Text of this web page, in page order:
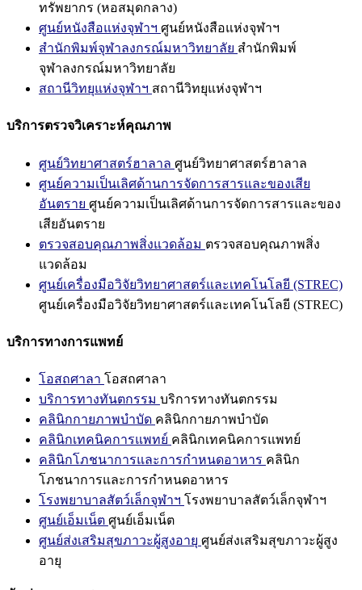
ทรัพยากร (หอสมุดกลาง)
ศูนย์หนังสือแห่งจุฬาฯ ศูนย์หนังสือแห่งจุฬาฯ
สำนักพิมพ์จุฬาลงกรณ์มหาวิทยาลัย สำนักพิมพ์
จุฬาลงกรณ์มหาวิทยาลัย
สถานีวิทยุแห่งจุฬาฯ สถานีวิทยุแห่งจุฬาฯ
บริการตรวจวิเคราะห์คุณภาพ
ศูนย์วิทยาศาสตร์ฮาลาล ศูนย์วิทยาศาสตร์ฮาลาล
ศูนย์ความเป็นเลิศด้านการจัดการสารและของเสีย
อันตราย ศูนย์ความเป็นเลิศด้านการจัดการสารและของ
เสียอันตราย
ตรวจสอบคุณภาพสิ่งแวดล้อม ตรวจสอบคุณภาพสิ่ง
แวดล้อม
ศูนย์เครื่องมือวิจัยวิทยาศาสตร์และเทคโนโลยี (STREC)
ศูนย์เครื่องมือวิจัยวิทยาศาสตร์และเทคโนโลยี (STREC)
บริการทางการแพทย์
โอสถศาลา โอสถศาลา
บริการทางทันตกรรม บริการทางทันตกรรม
คลินิกกายภาพบำบัด คลินิกกายภาพบำบัด
คลินิกเทคนิคการแพทย์ คลินิกเทคนิคการแพทย์
คลินิกโภชนาการและการกำหนดอาหาร คลินิก
โภชนาการและการกำหนดอาหาร
โรงพยาบาลสัตว์เล็กจุฬาฯ โรงพยาบาลสัตว์เล็กจุฬาฯ
ศูนย์เอ็มเน็ต ศูนย์เอ็มเน็ต
ศูนย์ส่งเสริมสุขภาวะผู้สูงอายุ ศูนย์ส่งเสริมสุขภาวะผู้สูง
อายุ